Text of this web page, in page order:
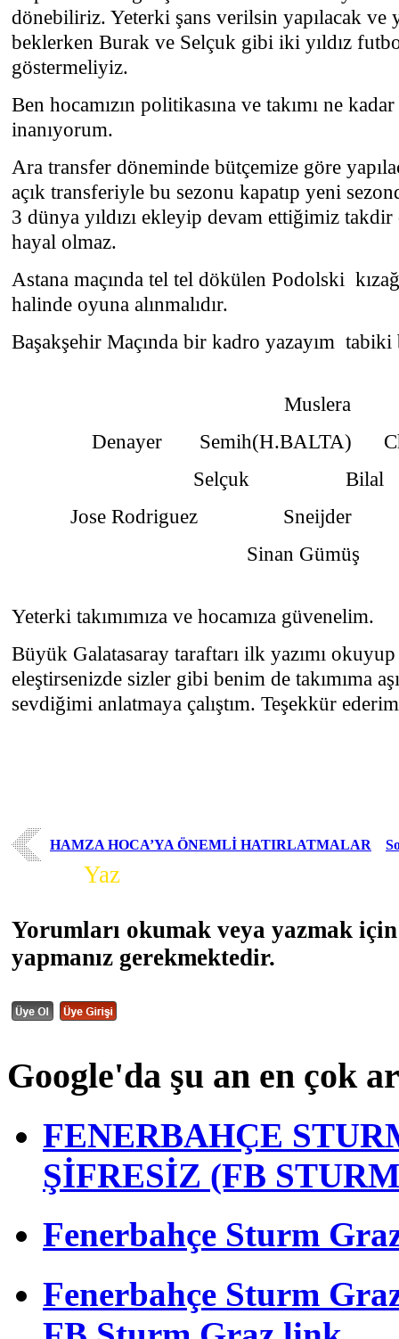
dönebiliriz. Yeterki şans verilsin yapılacak ve
beklerken Burak ve Selçuk gibi iki yıldız
göstermeliyiz.
Ben hocamızın politikasına ve takımı ne
inanıyorum.
Ara transfer döneminde bütçemize göre
açık transferiyle bu sezonu kapatıp yeni
3 dünya yıldızı ekleyip devam ettiğimiz
hayal olmaz.
Astana maçında tel tel dökülen Podolski
halinde oyuna alınmalıdır.
Başakşehir Maçında bir kadro yazayım
Muslera
Denayer Semih(H.BALTA)
Selçuk Bilal
Jose Rodriguez
Sinan
Yeterki takımımıza ve hocamıza güvenelim.
Büyük Galatasaray taraftarı ilk yazımı
eleştirsenizde sizler gibi benim de takımıma
sevdiğimi anlatmaya çalıştım. Teşekkür
HAMZA HOCA’YA ÖNEMLİ HATIRLATMALAR
Yaz
Yorumları okumak veya yazmak
yapmanız gerekmektedir.
Google'da şu an en çok
FENERBAHÇE
ŞİFRESİZ (FB
Fenerbahçe Sturm
Fenerbahçe Sturm